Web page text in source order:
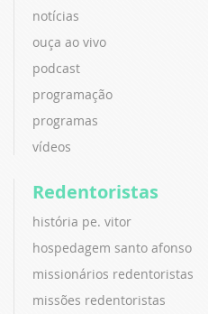
notícias
ouça ao vivo
podcast
programação
programas
vídeos
Redentoristas
história pe. vitor
hospedagem santo afonso
missionários redentoristas
missões redentoristas